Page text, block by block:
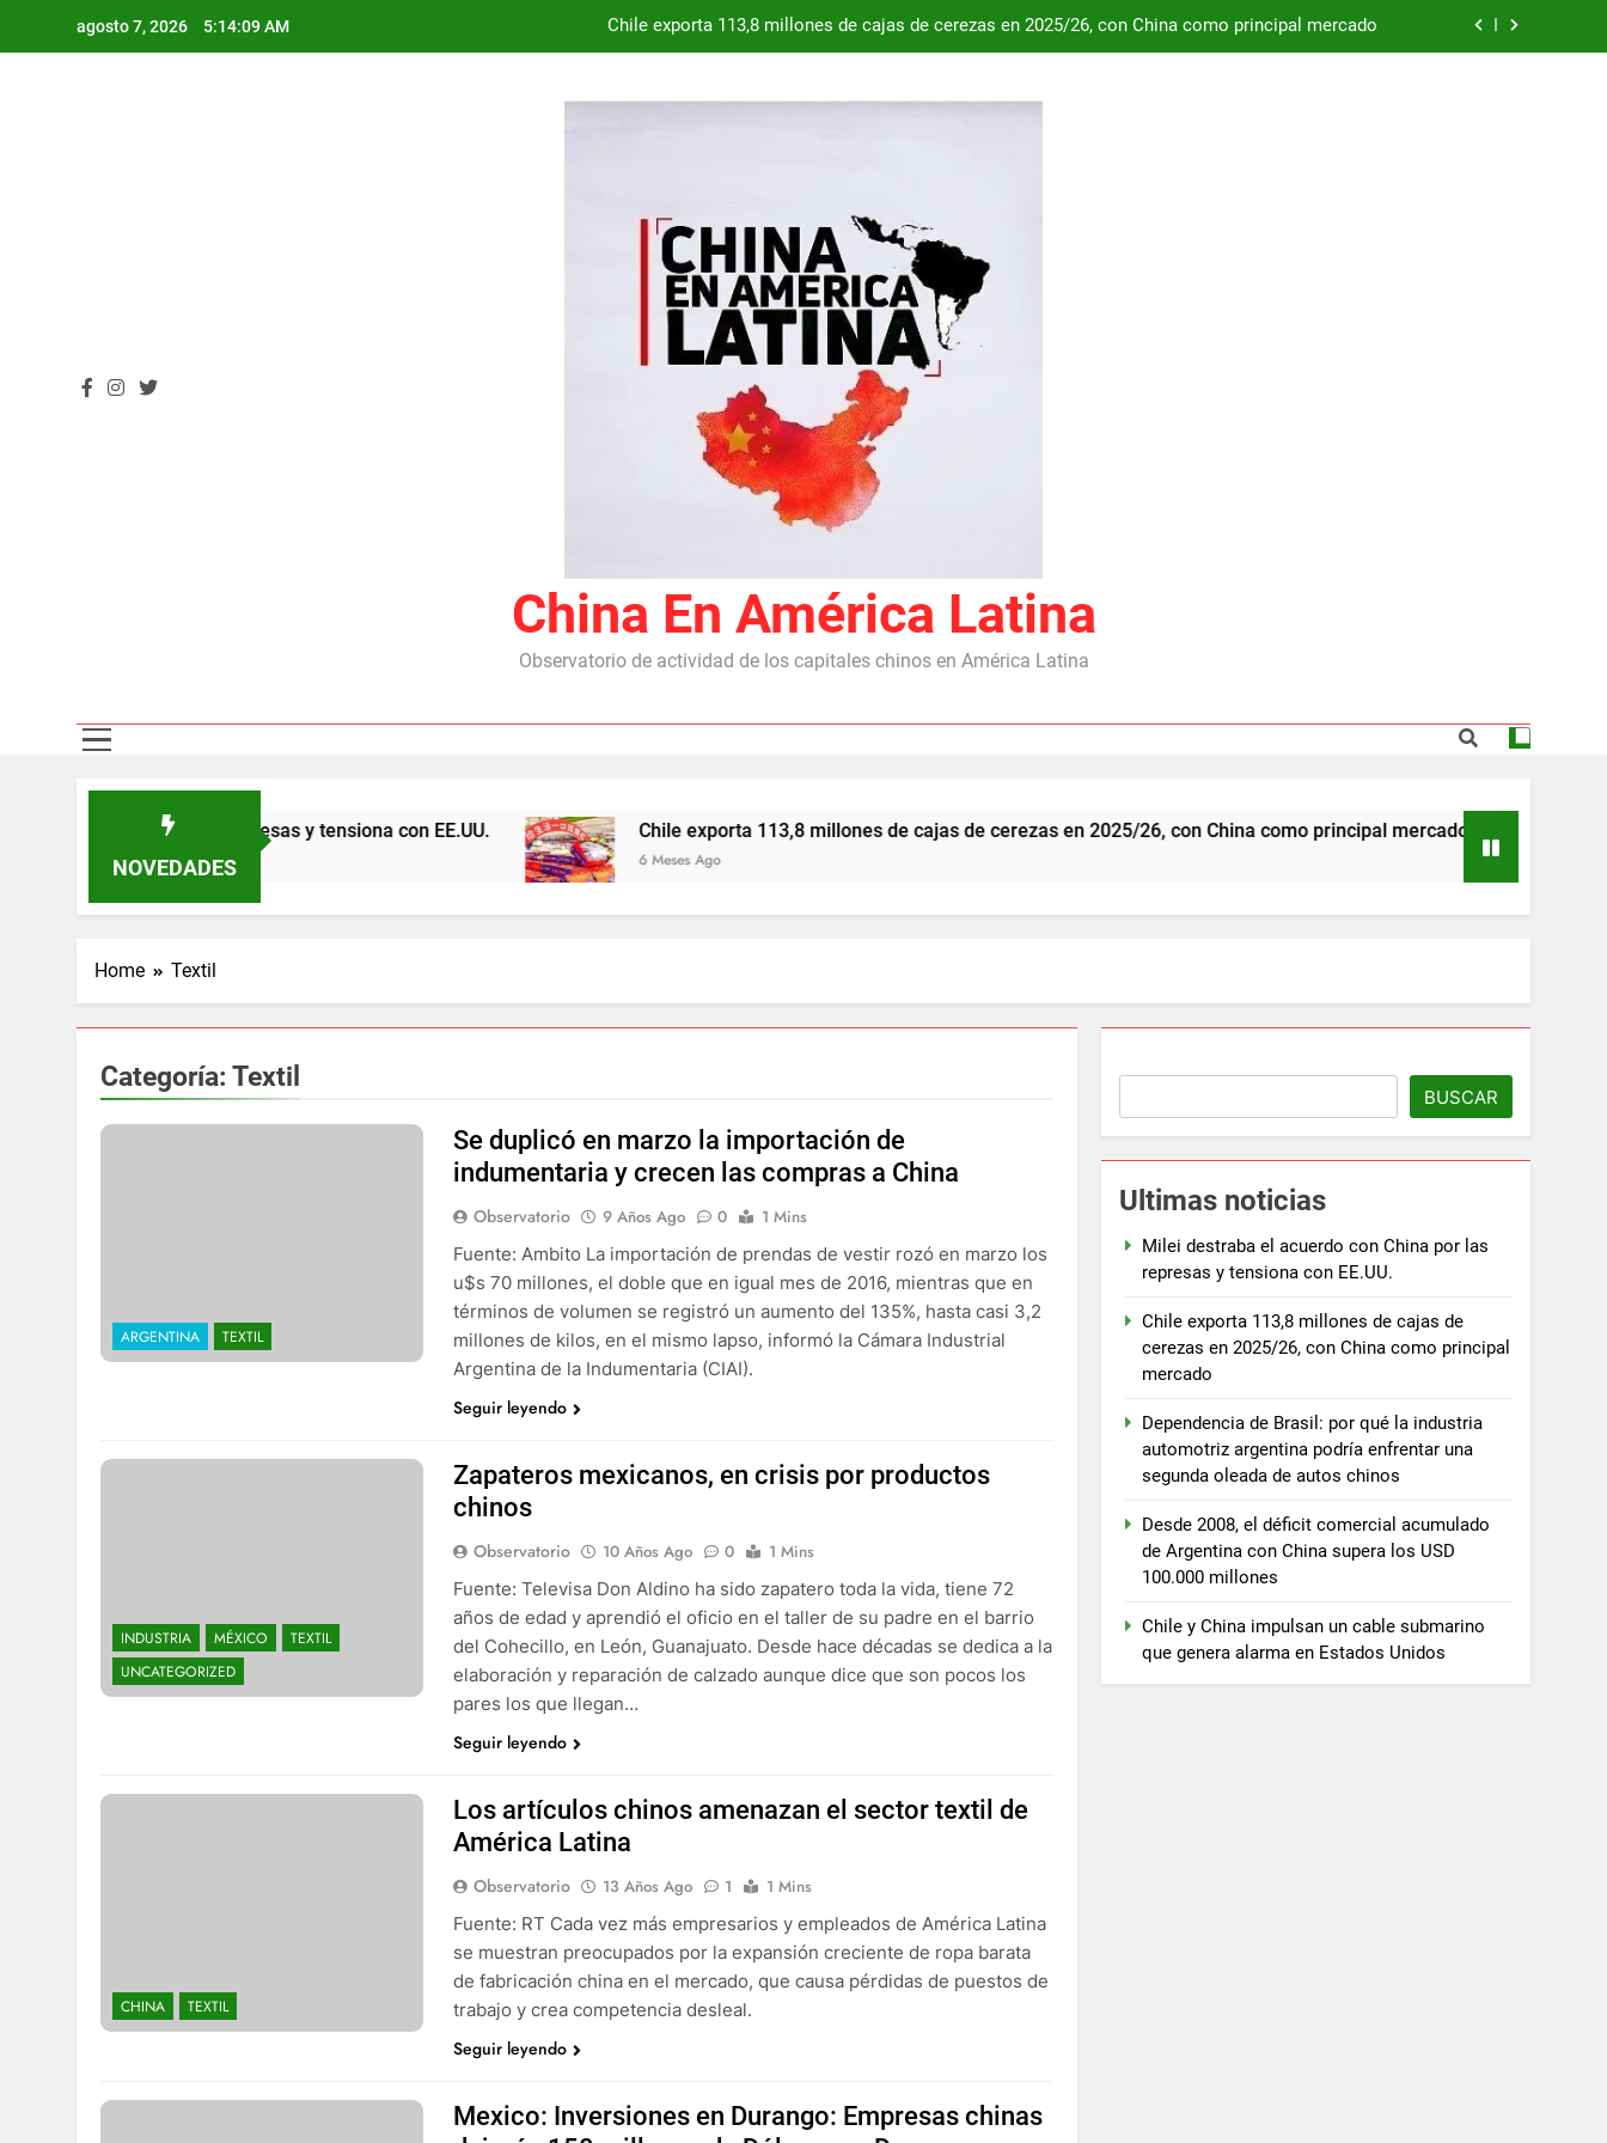
agosto 7, 2026 5:14:09 AM Chile exporta 113,8 millones de cajas de cerezas en 2025/26, con China como principal mercado
Chile exporta 113,8 millones de cajas de cerezas en 2025/26, con China como principal mercado
Dependencia de Brasil: por qué la industria automotriz argentina podría enfrentar una segunda oleada de
Desde 2008, el déficit comercial acumulado de Argentina con China supera los USD 100.000 millones
China En América Latina
Observatorio de actividad de los capitales chinos en América Latina
NOVEDADES
China por las represas y tensiona con EE.UU. Chile exporta 113,8 millones de cajas de cerezas en 2025/26, con China como principal mercado
6 Meses Ago
Home Textil
Categoría: Textil
ARGENTINA TEXTIL
Se duplicó en marzo la importación de
indumentaria y crecen las compras a China
Observatorio 9 Años Ago 0
1 Mins
Fuente: Ambito La importación de prendas de vestir rozó en marzo los
u$s 70 millones, el doble que en igual mes de 2016, mientras que en
términos de volumen se registró un aumento del 135%, hasta casi 3,2
millones de kilos, en el mismo lapso, informó la Cámara Industrial
Argentina de la Indumentaria (CIAI).
Seguir leyendo
INDUSTRIA MÉXICO
TEXTIL
UNCATEGORIZED
Zapateros mexicanos, en crisis por productos
chinos
Observatorio 10 Años Ago 0
1 Mins
Fuente: Televisa Don Aldino ha sido zapatero toda la vida, tiene 72
años de edad y aprendió el oficio en el taller de su padre en el barrio
del Cohecillo, en León, Guanajuato. Desde hace décadas se dedica a la
elaboración y reparación de calzado aunque dice que son pocos los
pares los que llegan…
Seguir leyendo
CHINA TEXTIL
Los artículos chinos amenazan el sector textil de
América Latina
Observatorio 13 Años Ago 1
1 Mins
Fuente: RT Cada vez más empresarios y empleados de América Latina
se muestran preocupados por la expansión creciente de ropa barata
de fabricación china en el mercado, que causa pérdidas de puestos de
trabajo y crea competencia desleal.
Seguir leyendo
Mexico: Inversiones en Durango: Empresas chinas
BUSCAR
Ultimas noticias
Milei destraba el acuerdo con China por las
represas y tensiona con EE.UU.
Chile exporta 113,8 millones de cajas de
cerezas en 2025/26, con China como principal
mercado
Dependencia de Brasil: por qué la industria
automotriz argentina podría enfrentar una
segunda oleada de autos chinos
Desde 2008, el déficit comercial acumulado
de Argentina con China supera los USD
100.000 millones
Chile y China impulsan un cable submarino
que genera alarma en Estados Unidos